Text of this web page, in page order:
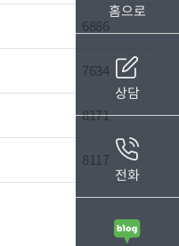
6886
7634
8171
8117
홈으로
상담
전화